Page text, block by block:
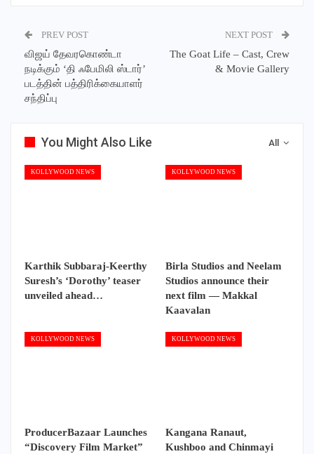
PREV POST
விஜய் தேவரகொண்டா
நடிக்கும் ‘தி ஃபேமிலி ஸ்டார்’
படத்தின் பத்திரிக்கையாளர்
சந்திப்பு
NEXT POST
The Goat Life – Cast, Crew
& Movie Gallery
All
You Might Also Like
KOLLYWOOD NEWS
Karthik Subbaraj-Keerthy
Suresh’s ‘Dorothy’ teaser
unveiled ahead…
KOLLYWOOD NEWS
Birla Studios and Neelam
Studios announce their
next film — Makkal
Kaavalan
KOLLYWOOD NEWS
ProducerBazaar Launches
“Discovery Film Market”
KOLLYWOOD NEWS
Kangana Ranaut,
Kushboo and Chinmayi